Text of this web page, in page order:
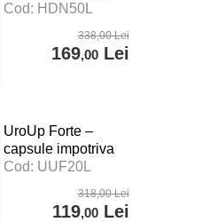
articulare – 50 ml
Cod: HDN50L
338,00Lei
169,00Lei
UroUp Forte –
capsule impotriva
prostatitei – 20 cps
Cod: UUF20L
318,00Lei
119,00Lei